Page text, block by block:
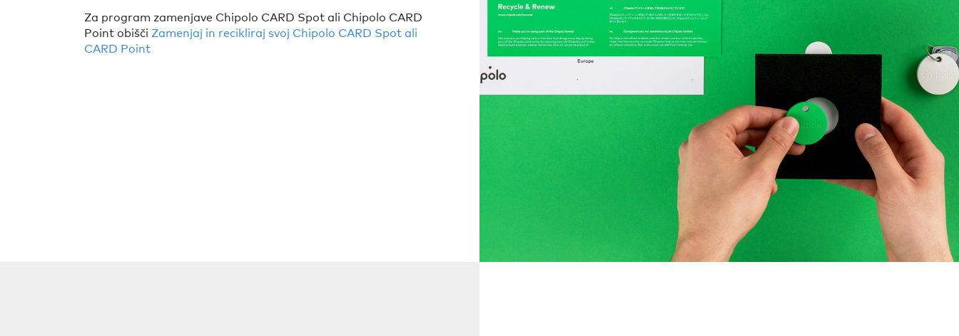
Za program zamenjave Chipolo CARD Spot ali Chipolo CARD
Point obišči Zamenjaj in recikliraj svoj Chipolo CARD Spot ali
CARD Point